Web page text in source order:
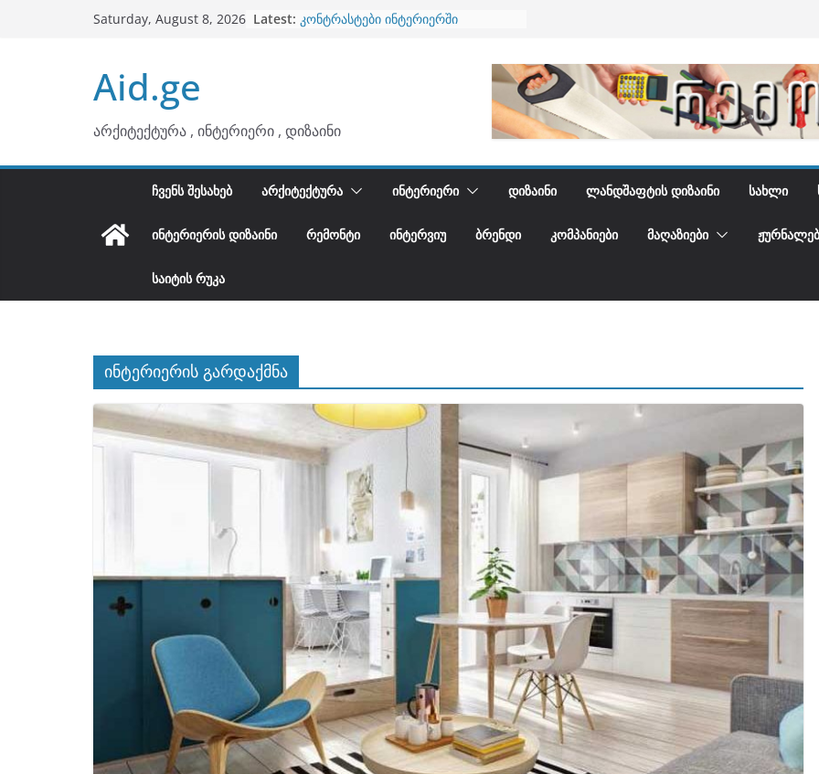
Saturday, August 8, 2026 Latest: კონტრასტები ინტერიერში
Aid.ge
არქიტექტურა , ინტერიერი , დიზაინი
ᲩᲕᲔᲜᲡ ᲨᲔᲡᲐᲮᲔᲑ ᲐᲠᲥᲘᲢᲔᲥᲢᲣᲠᲐ ᲘᲜᲢᲔᲠᲘᲔᲠᲘ ᲓᲘᲖᲐᲘᲜᲘ ᲚᲐᲜᲓᲨᲐᲤᲢᲘᲡ ᲓᲘᲖᲐᲘᲜᲘ ᲡᲐᲮᲚᲘ
ᲘᲜᲢᲔᲠᲘᲔᲠᲘᲡ ᲓᲘᲖᲐᲘᲜᲘ ᲠᲔᲛᲝᲜᲢᲘ ᲘᲜᲢᲔᲠᲕᲘᲣ ᲑᲠᲔᲜᲓᲘ ᲙᲝᲛᲞᲐᲜᲘᲔᲑᲘ ᲛᲐᲦᲐᲖᲘᲔᲑᲘ
ᲡᲐᲘᲢᲘᲡ ᲠᲣᲙᲐ
ინტერიერის გარდაქმნა